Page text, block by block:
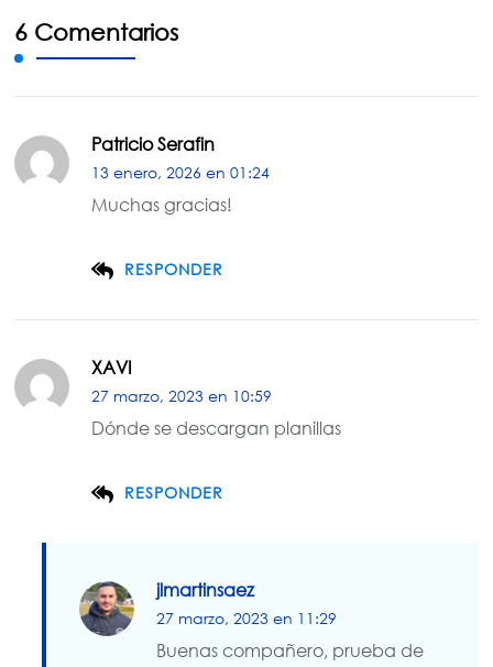
6 Comentarios
Patricio Serafin
13 enero, 2026 en 01:24
RESPONDER
Muchas gracias!
XAVI
27 marzo, 2023 en 10:59
RESPONDER
Dónde se descargan planillas
jlmartinsaez
27 marzo, 2023 en 11:29
Buenas compañero, prueba de